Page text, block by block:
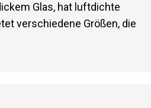
Glas, hat luftdichte
verschiedene Größen, die